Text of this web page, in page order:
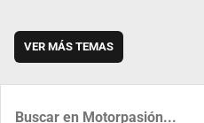
VER MÁS TEMAS